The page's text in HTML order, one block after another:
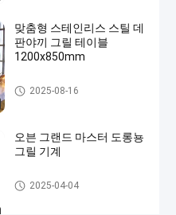
공유
맞춤형 스테인리스 스틸 데
판야끼 그릴 테이블
1200x850mm
테프퍼니아키 그릴 표
2025-08-16
오븐 그랜드 마스터 도롱뇽
그릴 기계
상업적 바베큐 그릴
2025-04-04